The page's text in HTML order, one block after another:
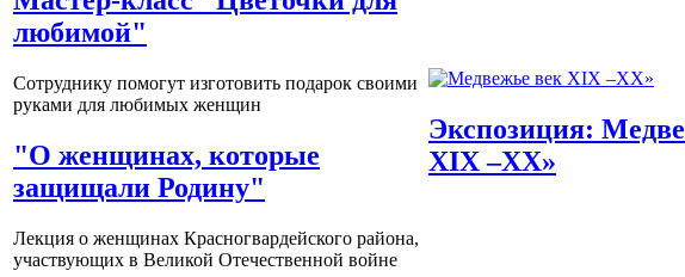
любимой"
Сотруднику помогут изготовить подарок своими
руками для любимых женщин
"О женщинах, которые
защищали Родину"
Лекция о женщинах Красногвардейского района,
участвующих в Великой Отечественной войне
Экспозиция:
XIX –XX»